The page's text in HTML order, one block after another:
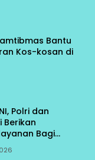
Bantu
Kos-kosan di
Polri dan
Berikan
Bagi